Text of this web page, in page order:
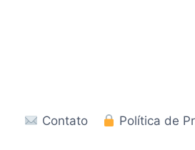
Contato Política de